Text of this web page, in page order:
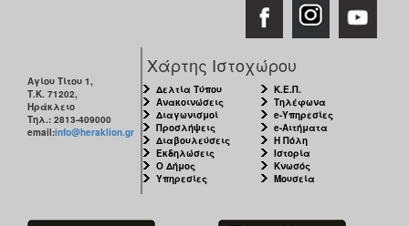
Αγίου Τίτου 1,
Τ.Κ. 71202,
Ηράκλειο
Τηλ.: 2813-409000
email:info@heraklion.gr
Χάρτης Ιστοχώρου
Δελτία Τύπου
Ανακοινώσεις
Διαγωνισμοί
Προσλήψεις
Διαβουλεύσεις
Εκδηλώσεις
Ο Δήμος
Υπηρεσίες
Κ.Ε.Π.
Τηλέφωνα
e-Υπηρεσίες
e-Αιτήματα
Η Πόλη
Ιστορία
Κνωσός
Μουσεία